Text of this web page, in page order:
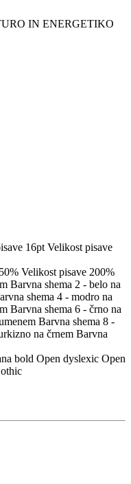
IN ENERGETIKO
16pt Velikost pisave
Velikost pisave 200%
Barvna shema 2 - belo na
shema 4 - modro na
Barvna shema 6 - črno na
Barvna shema 8 -
na črnem Barvna
bold Open dyslexic Open